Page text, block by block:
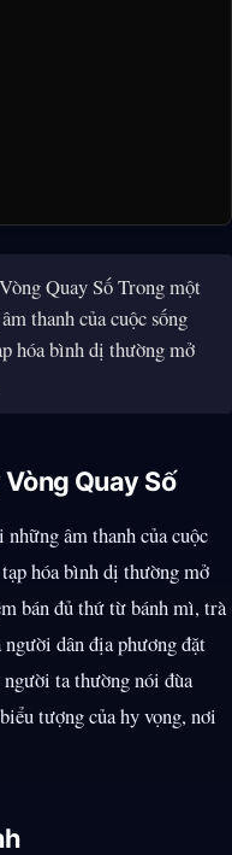
Quay Số Trong một
thanh của cuộc sống
hóa bình dị thường mở
Quay Số
âm thanh của cuộc
hóa bình dị thường mở
bán đủ thứ từ bánh mì, trà
dân địa phương đặt
ta thường nói đùa
tượng của hy vọng, nơi